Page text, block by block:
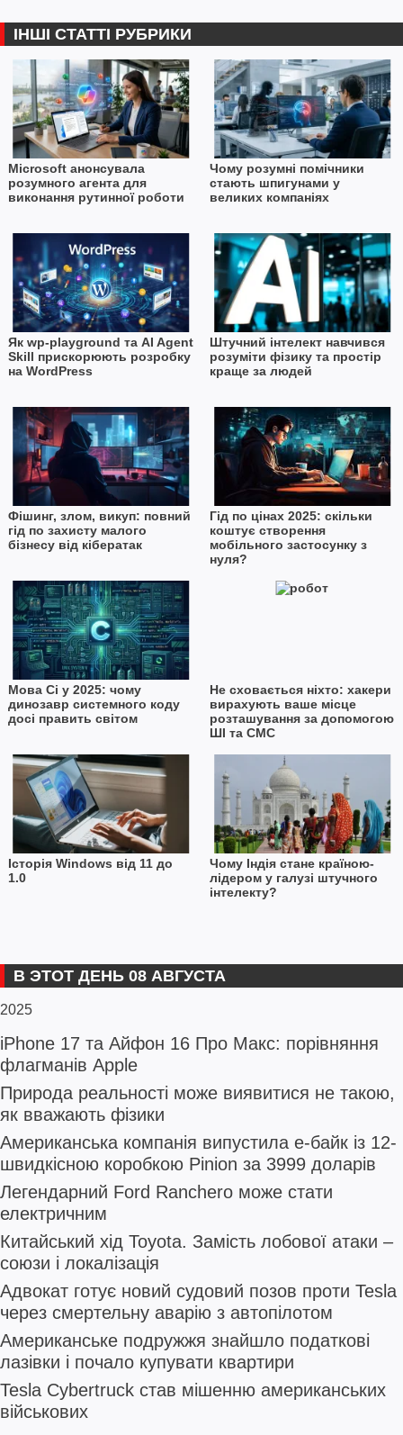
ІНШІ СТАТТІ РУБРИКИ
Microsoft анонсувала
розумного агента для
виконання рутинної роботи
Чому розумні помічники
стають шпигунами у
великих компаніях
Як wp-playground та AI Agent
Skill прискорюють розробку
на WordPress
Штучний інтелект навчився
розуміти фізику та простір
краще за людей
Фішинг, злом, викуп: повний
гід по захисту малого
бізнесу від кібератак
Гід по цінах 2025: скільки
коштує створення
мобільного застосунку з
нуля?
Мова Сі у 2025: чому
динозавр системного коду
досі править світом
Не сховається ніхто: хакери
вирахують ваше місце
розташування за допомогою
ШІ та СМС
Історія Windows від 11 до
1.0
Чому Індія стане країною-
лідером у галузі штучного
інтелекту?
В ЭТОТ ДЕНЬ 08 АВГУСТА
2025
iPhone 17 та Айфон 16 Про Макс: порівняння
флагманів Apple
Природа реальності може виявитися не такою,
як вважають фізики
Американська компанія випустила е-байк із 12-
швидкісною коробкою Pinion за 3999 доларів
Легендарний Ford Ranchero може стати
електричним
Китайський хід Toyota. Замість лобової атаки –
союзи і локалізація
Адвокат готує новий судовий позов проти Tesla
через смертельну аварію з автопілотом
Американське подружжя знайшло податкові
лазівки і почало купувати квартири
Tesla Cybertruck став мішенню американських
військових